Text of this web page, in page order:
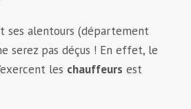
ses alentours (département
serez pas déçus ! En effet, le
les chauffeurs est